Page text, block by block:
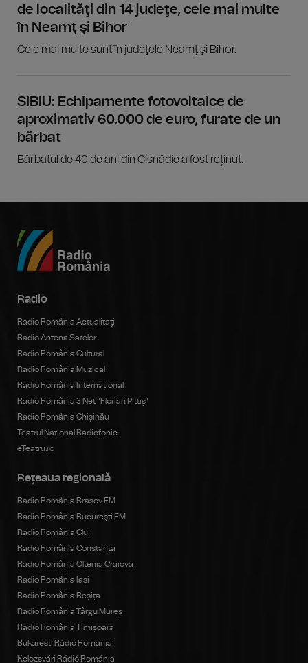
de localităţi din 14 judeţe, cele mai multe
în Neamţ şi Bihor
Cele mai multe sunt în judeţele Neamţ şi Bihor.
SIBIU: Echipamente fotovoltaice de
aproximativ 60.000 de euro, furate de un
bărbat
Bărbatul de 40 de ani din Cisnădie a fost reținut.
Radio
Radio România Actualitaţi
Radio Antena Satelor
Radio România Cultural
Radio România Muzical
Radio România Internațional
Radio România 3 Net "Florian Pittiş"
Radio România Chișinău
Teatrul Național Radiofonic
eTeatru.ro
Rețeaua regională
Radio România Brașov FM
Radio România Bucureşti FM
Radio România Cluj
Radio România Constanța
Radio România Oltenia Craiova
Radio România Iași
Radio România Reșița
Radio România Târgu Mureș
Radio România Timișoara
Bukaresti Rádió Románia
Kolozsvári Rádió Románia